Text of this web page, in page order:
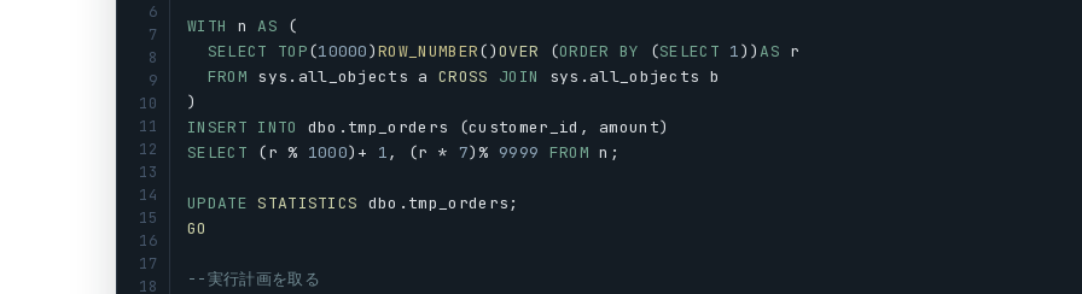
6
7
8
9
10
11
12
13
14
15
16
17
18
WITH n AS (
SELECT
TOP(10000)ROW_NUMBER()OVER (ORDER BY (SELECT 1))AS r
FROM sys . all_objects a CROSS JOIN sys . all_objects b
)
INSERT INTO dbo . tmp_orders (customer_id , amount)
SELECT (r % 1000)+ 1, (r * 7)% 9999 FROM n ;
UPDATE STATISTICS dbo . tmp_orders ;
GO
--実行計画を取る